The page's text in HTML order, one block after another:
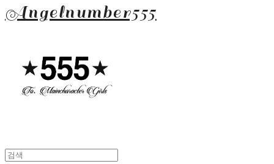
Angelnumber555